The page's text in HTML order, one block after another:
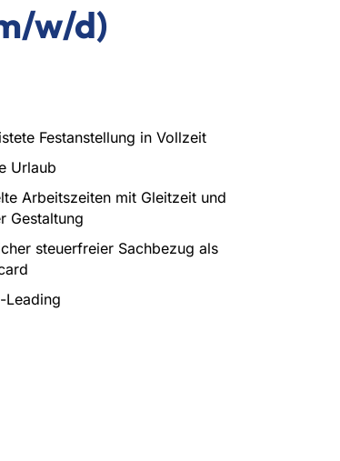
w/d)
Festanstellung in Vollzeit
Urlaub
Arbeitszeiten mit Gleitzeit und
Gestaltung
steuerfreier Sachbezug als
Leading